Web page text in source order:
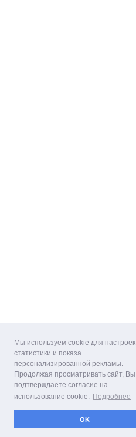
Мы используем cookie для настроек,
статистики и показа
персонализированной рекламы.
Продолжая просматривать сайт, Вы
подтверждаете согласие на
использование cookie. Подробнее
OK